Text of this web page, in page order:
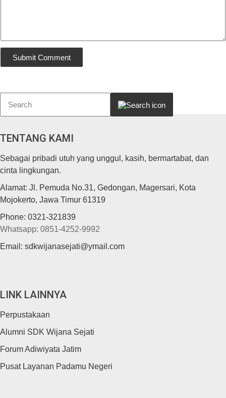
TENTANG KAMI
Sebagai pribadi utuh yang unggul, kasih, bermartabat, dan
cinta lingkungan.
Alamat: Jl. Pemuda No.31, Gedongan, Magersari, Kota
Mojokerto, Jawa Timur 61319
Phone: 0321-321839
Whatsapp: 0851-4252-9992
Email: sdkwijanasejati@ymail.com
LINK LAINNYA
Perpustakaan
Alumni SDK Wijana Sejati
Forum Adiwiyata Jatim
Pusat Layanan Padamu Negeri